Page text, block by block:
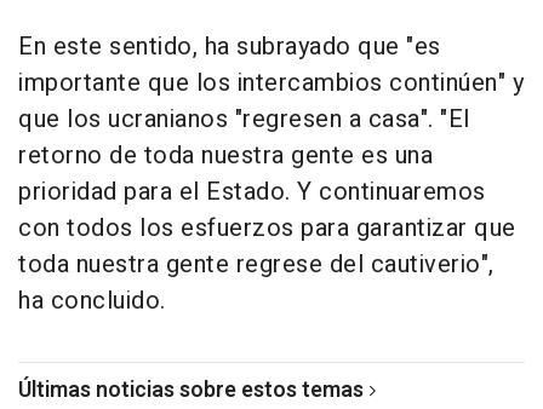
En este sentido, ha subrayado que "es
importante que los intercambios continúen" y
que los ucranianos "regresen a casa". "El
retorno de toda nuestra gente es una
prioridad para el Estado. Y continuaremos
con todos los esfuerzos para garantizar que
toda nuestra gente regrese del cautiverio",
ha concluido.
Últimas noticias sobre estos temas